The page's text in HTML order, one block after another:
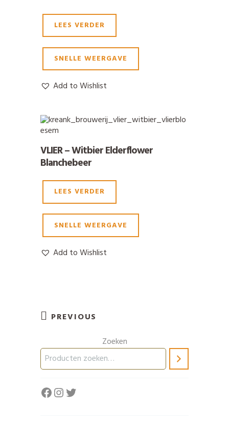
LEES VERDER
SNELLE WEERGAVE
Add to Wishlist
VLIER – Witbier Elderflower
Blanchebeer
LEES VERDER
SNELLE WEERGAVE
Add to Wishlist
PREVIOUS
Zoeken
Facebook
Instagram
Twitter